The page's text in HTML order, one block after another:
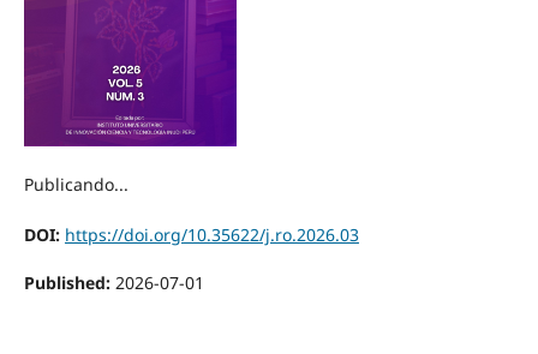
Publicando...
DOI: https://doi.org/10.35622/j.ro.2026.03
Published: 2026-07-01